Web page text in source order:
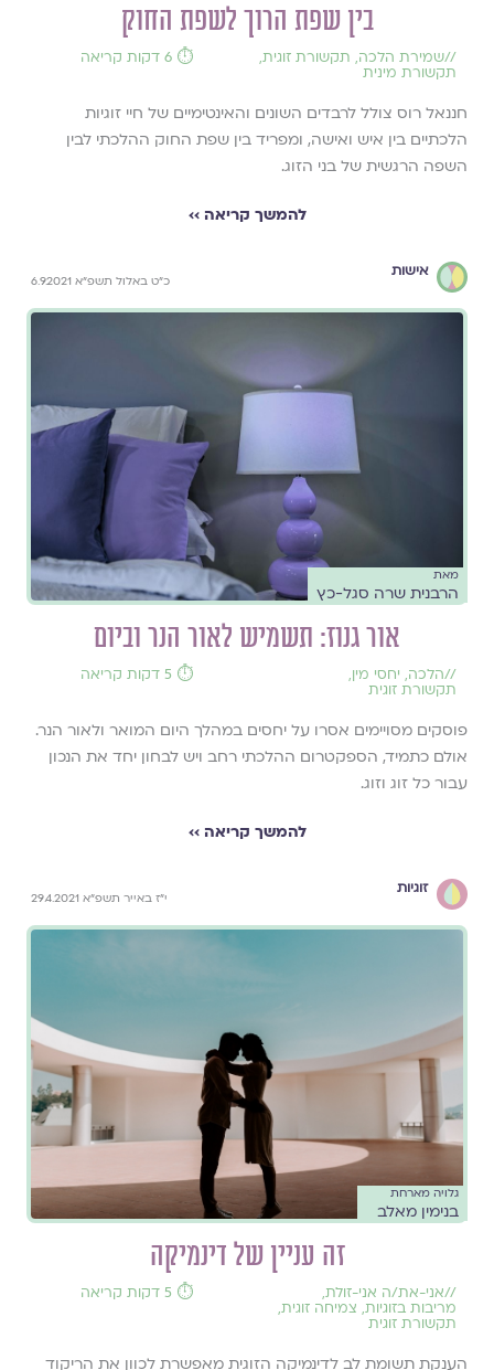
בין שפת הרוך לשפת החוק
//שמירת הלכה, תקשורת זוגית,
תקשורת מינית
⏱️ 6 דקות קריאה
חננאל רוס צולל לרבדים השונים והאינטימיים של חיי זוגיות
הלכתיים בין איש ואישה, ומפריד בין שפת החוק ההלכתי לבין
השפה הרגשית של בני הזוג.
להמשך קריאה ››
אישות
כ״ט באלול תשפ״א 6.9.2021
מאת
הרבנית שרה סגל-כץ
אור גנוז: תשמיש לאור הנר וביום
//הלכה, יחסי מין,
תקשורת זוגית
⏱️ 5 דקות קריאה
פוסקים מסויימים אסרו על יחסים במהלך היום המואר ולאור הנר.
אולם כתמיד, הספקטרום ההלכתי רחב ויש לבחון יחד את הנכון
עבור כל זוג וזוג.
להמשך קריאה ››
זוגיות
י"ז באייר תשפ"א 29.4.2021
גלויה מארחת
בנימין מאלב
זה עניין של דינמיקה
//אני-את/ה אני-זולת,
מריבות בזוגיות, צמיחה זוגית,
תקשורת זוגית
⏱️ 5 דקות קריאה
הענקת תשומת לב לדינמיקה הזוגית מאפשרת לכוון את הריקוד